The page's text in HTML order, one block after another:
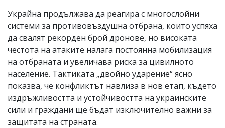
Украйна продължава да реагира с многослойни
системи за противовъздушна отбрана, които успяха
да свалят рекорден брой дронове, но високата
честота на атаките налага постоянна мобилизация
на отбраната и увеличава риска за цивилното
население. Тактиката „двойно ударение“ ясно
показва, че конфликтът навлиза в нов етап, където
издръжливостта и устойчивостта на украинските
сили и граждани ще бъдат изключително важни за
защитата на страната.